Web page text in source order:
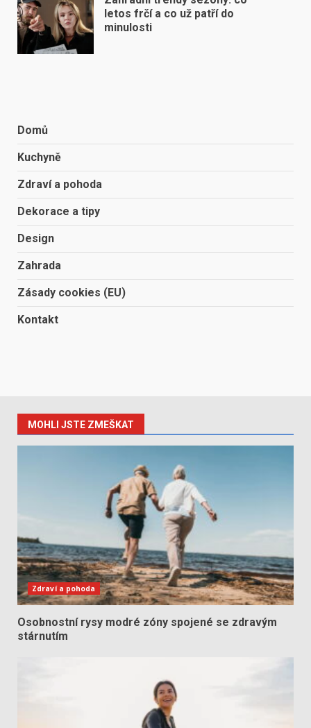
letos frčí a co už patří do
minulosti
Domů
Kuchyně
Zdraví a pohoda
Dekorace a tipy
Design
Zahrada
Zásady cookies (EU)
Kontakt
MOHLI JSTE ZMEŠKAT
Zdraví a pohoda
Osobnostní rysy modré zóny spojené se zdravým
stárnutím